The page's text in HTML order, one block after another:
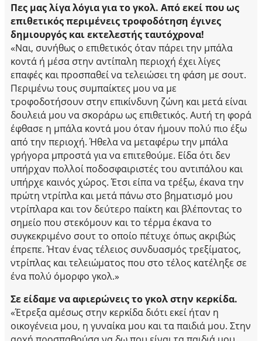
Πες μας λίγα λόγια για το γκολ. Από εκεί που ως
επιθετικός περιμένεις τροφοδότηση έγινες
δημιουργός και εκτελεστής ταυτόχρονα!
«Ναι, συνήθως ο επιθετικός όταν πάρει την μπάλα
κοντά ή μέσα στην αντίπαλη περιοχή έχει λίγες
επαφές και προσπαθεί να τελειώσει τη φάση με σουτ.
Περιμένω τους συμπαίκτες μου να με
τροφοδοτήσουν στην επικίνδυνη ζώνη και μετά είναι
δουλειά μου να σκοράρω ως επιθετικός. Αυτή τη φορά
έφθασε η μπάλα κοντά μου όταν ήμουν πολύ πιο έξω
από την περιοχή. Ήθελα να μεταφέρω την μπάλα
γρήγορα μπροστά για να επιτεθούμε. Είδα ότι δεν
υπήρχαν πολλοί ποδοσφαιριστές του αντιπάλου και
υπήρχε καινός χώρος. Έτσι είπα να τρέξω, έκανα την
πρώτη ντρίπλα και μετά πάνω στο βηματισμό μου
ντρίπλαρα και τον δεύτερο παίκτη και βλέποντας το
σημείο που στεκόμουν και το τέρμα έκανα το
συγκεκριμένο σουτ το οποίο πέτυχε όπως ακριβώς
έπρεπε. Ήταν ένας τέλειος συνδυασμός τρεξίματος,
ντρίπλας και τελειώματος που στο τέλος κατέληξε σε
ένα πολύ όμορφο γκολ.»
Σε είδαμε να αφιερώνεις το γκολ στην κερκίδα.
«Έτρεξα αμέσως στην κερκίδα διότι εκεί ήταν η
οικογένεια μου, η γυναίκα μου και τα παιδιά μου. Στην